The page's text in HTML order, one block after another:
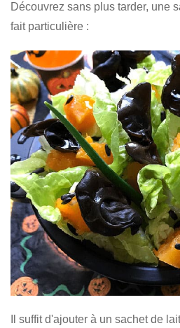
Découvrez sans plus tarder, une
fait particulière :
Il suffit d'ajouter à un sachet de